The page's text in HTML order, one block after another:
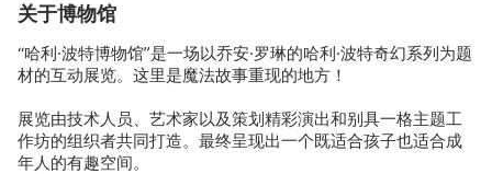
关于博物馆
“哈利·波特博物馆”是一场以乔安·罗琳的哈利·波特奇幻系列为题
材的互动展览。这里是魔法故事重现的地方！
展览由技术人员、艺术家以及策划精彩演出和别具一格主题工
作坊的组织者共同打造。最终呈现出一个既适合孩子也适合成
年人的有趣空间。